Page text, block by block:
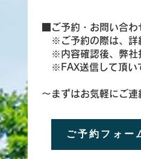
■ご予約・お問い合
※ご予約の際は、詳
※内容確認後、弊社
※FAX送信して頂い
～まずはお気軽にご
ご予約フォー